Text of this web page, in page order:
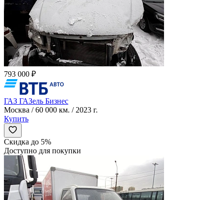
793 000 ₽
ГАЗ ГАЗель Бизнес
Москва / 60 000 км. / 2023 г.
Купить
Скидка до 5%
Доступно для покупки